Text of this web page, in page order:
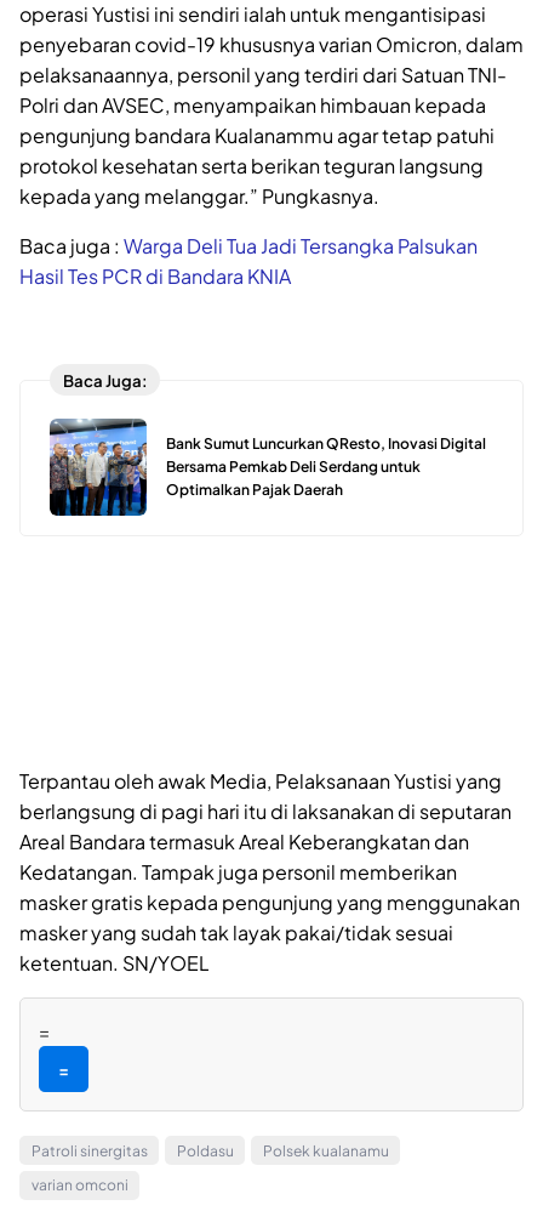
operasi Yustisi ini sendiri ialah untuk mengantisipasi
penyebaran covid-19 khususnya varian Omicron, dalam
pelaksanaannya, personil yang terdiri dari Satuan TNI-
Polri dan AVSEC, menyampaikan himbauan kepada
pengunjung bandara Kualanammu agar tetap patuhi
protokol kesehatan serta berikan teguran langsung
kepada yang melanggar.” Pungkasnya.
Baca juga : Warga Deli Tua Jadi Tersangka Palsukan
Hasil Tes PCR di Bandara KNIA
Baca Juga:
Bank Sumut Luncurkan QResto, Inovasi Digital
Bersama Pemkab Deli Serdang untuk
Optimalkan Pajak Daerah
Terpantau oleh awak Media, Pelaksanaan Yustisi yang
berlangsung di pagi hari itu di laksanakan di seputaran
Areal Bandara termasuk Areal Keberangkatan dan
Kedatangan. Tampak juga personil memberikan
masker gratis kepada pengunjung yang menggunakan
masker yang sudah tak layak pakai/tidak sesuai
ketentuan. SN/YOEL
=
=
Patroli sinergitas Poldasu
Polsek kualanamu
varian omconi